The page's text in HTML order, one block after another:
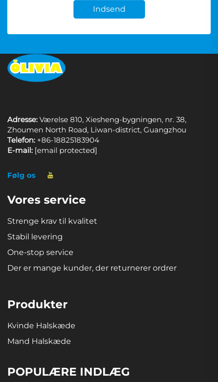
Indsend
Adresse: Værelse 810, Xiesheng-bygningen, nr. 38,
Zhoumen North Road, Liwan-district, Guangzhou
Telefon: +86-18825183904
E-mail: [email protected]
Følg os
Vores service
Strenge krav til kvalitet
Stabil levering
One-stop service
Der er mange kunder, der returnerer ordrer
Produkter
Kvinde Halskæde
Mand Halskæde
POPULÆRE INDLÆG